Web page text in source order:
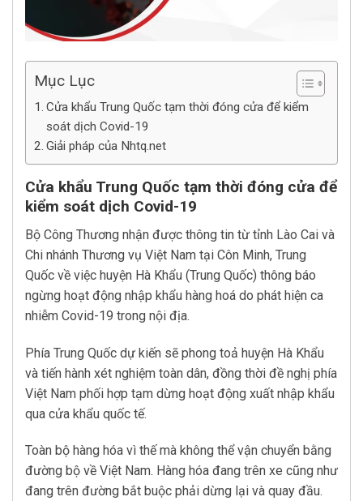
Mục Lục
Cửa khẩu Trung Quốc tạm thời đóng cửa để kiểm
soát dịch Covid-19
Giải pháp của Nhtq.net
Cửa khẩu Trung Quốc tạm thời đóng cửa để
kiểm soát dịch Covid-19
Bộ Công Thương nhận được thông tin từ tỉnh Lào Cai và
Chi nhánh Thương vụ Việt Nam tại Côn Minh, Trung
Quốc về việc huyện Hà Khẩu (Trung Quốc) thông báo
ngừng hoạt động nhập khẩu hàng hoá do phát hiện ca
nhiễm Covid-19 trong nội địa.
Phía Trung Quốc dự kiến sẽ phong toả huyện Hà Khẩu
và tiến hành xét nghiệm toàn dân, đồng thời đề nghị phía
Việt Nam phối hợp tạm dừng hoạt động xuất nhập khẩu
qua cửa khẩu quốc tế.
Toàn bộ hàng hóa vì thế mà không thể vận chuyển bằng
đường bộ về Việt Nam. Hàng hóa đang trên xe cũng như
đang trên đường bắt buộc phải dừng lại và quay đầu.